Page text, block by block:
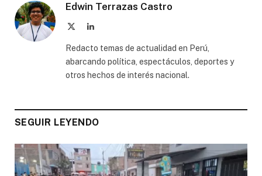
Edwin Terrazas Castro
LinkedIn
Redacto temas de actualidad en Perú,
abarcando política, espectáculos, deportes y
otros hechos de interés nacional.
SEGUIR LEYENDO